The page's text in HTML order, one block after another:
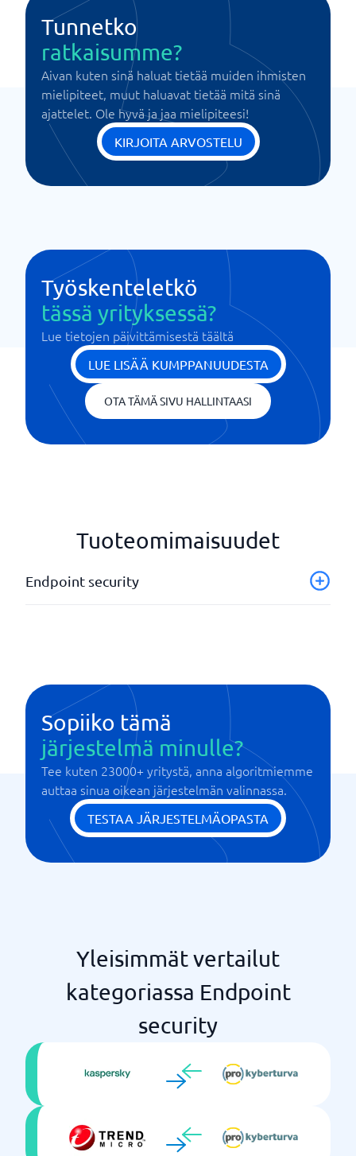
Tunnetko
ratkaisumme?
Aivan kuten sinä haluat tietää muiden ihmisten
mielipiteet, muut haluavat tietää mitä sinä
ajattelet. Ole hyvä ja jaa mielipiteesi!
KIRJOITA ARVOSTELU
Työskenteletkö
tässä yrityksessä?
Lue tietojen päivittämisestä täältä
LUE LISÄÄ KUMPPANUUDESTA
OTA TÄMÄ SIVU HALLINTAASI
Tuoteomimaisuudet
Endpoint security
Sopiiko tämä
järjestelmä minulle?
Tee kuten 23000+ yritystä, anna algoritmiemme
auttaa sinua oikean järjestelmän valinnassa.
TESTAA JÄRJESTELMÄOPASTA
Yleisimmät vertailut
kategoriassa Endpoint
security